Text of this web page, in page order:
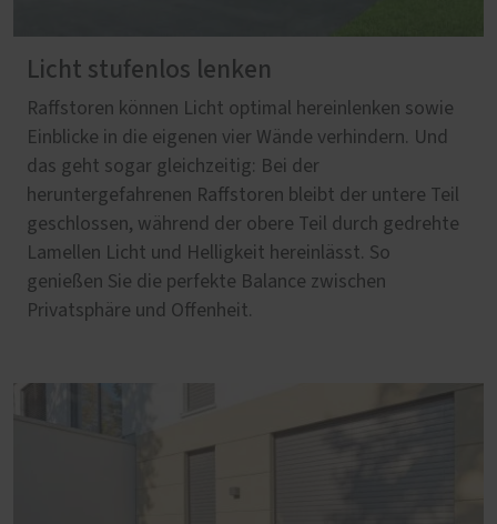
Licht stufenlos lenken
Raffstoren können Licht optimal hereinlenken sowie
Einblicke in die eigenen vier Wände verhindern. Und
das geht sogar gleichzeitig: Bei der
heruntergefahrenen Raffstoren bleibt der untere Teil
geschlossen, während der obere Teil durch gedrehte
Lamellen Licht und Helligkeit hereinlässt. So
genießen Sie die perfekte Balance zwischen
Privatsphäre und Offenheit.